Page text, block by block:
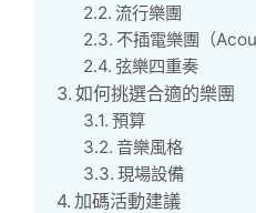
流行樂團
不插電樂團（
弦樂四重奏
如何挑選合適的樂團
預算
音樂風格
現場設備
加碼活動建議